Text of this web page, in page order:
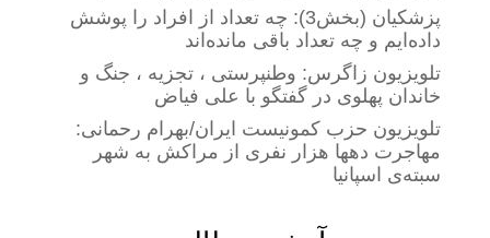
پزشکیان (بخش3): چه تعداد از افراد را پوشش
داده‌ایم و چه تعداد باقی مانده‌اند
تلویزیون زاگرس: وطنپرستی ، تجزیه ، جنگ و
خاندان پهلوی در گفتگو با علی فیاض
تلویزیون حزب کمونیست ایران/بهرام رحمانی:
مهاجرت دهها هزار نفری از مراکش به شهر
سبته‌ی اسپانیا